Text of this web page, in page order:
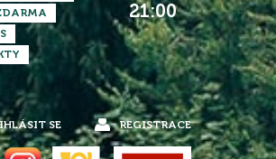
21:00
SE REGISTRACE